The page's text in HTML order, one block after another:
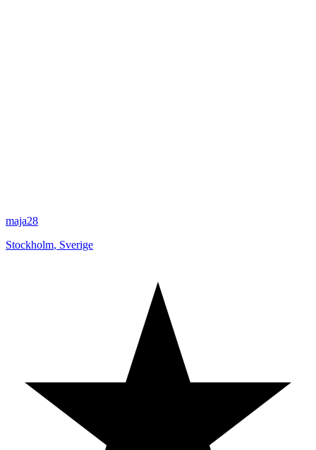
maja28
Stockholm, Sverige